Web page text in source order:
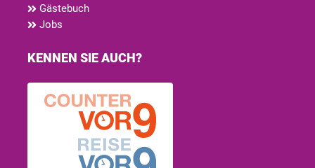
Gästebuch
Jobs
KENNEN SIE AUCH?